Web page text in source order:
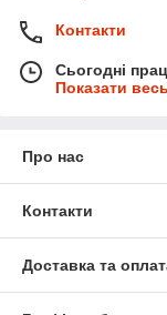
Контакти
Сьогодні
Показати
Про нас
Контакти
Доставка та